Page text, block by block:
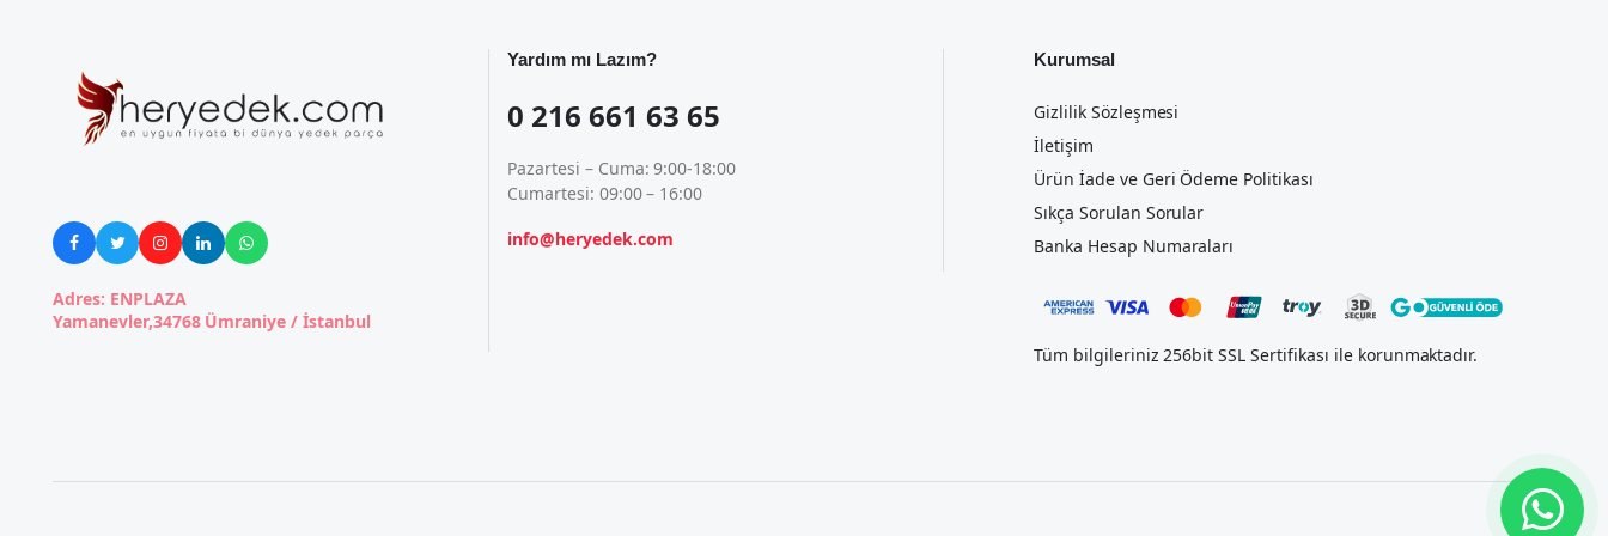
    
Adres: ENPLAZA
Yamanevler,34768 Ümraniye / İstanbul
Yardım mı Lazım?
0 216 661 63 65
Pazartesi – Cuma: 9:00-18:00
Cumartesi: 09:00 – 16:00
info@heryedek.com
Kurumsal
Gizlilik Sözleşmesi
İletişim
Ürün İade ve Geri Ödeme Politikası
Sıkça Sorulan Sorular
Banka Hesap Numaraları
Tüm bilgileriniz 256bit SSL Sertifikası ile korunmaktadır.